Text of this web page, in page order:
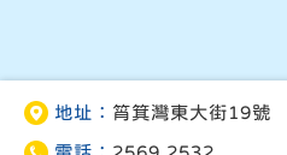
地址： 筲箕灣東大街19號